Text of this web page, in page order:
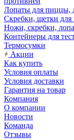
Лопаты для пиццы,
Скребки, щетки для
Ножи, скребки,
Контейнеры для
Термосумки
Акции
Как купить
Условия оплаты
Условия доставки
Гарантия на товар
Компания
О компании
Новости
Команда
Отзывы